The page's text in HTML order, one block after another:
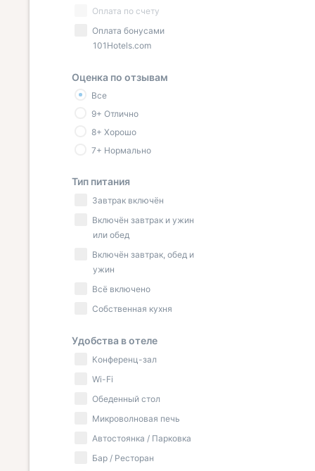
Оплата по счету
Оплата бонусами
101Hotels.com
Оценка по отзывам
Все
9+ Отлично
8+ Хорошо
7+ Нормально
Тип питания
Завтрак включён
Включён завтрак и ужин
или обед
Включён завтрак, обед и
ужин
Всё включено
Собственная кухня
Удобства в отеле
Конференц-зал
Wi-Fi
Обеденный стол
Микроволновая печь
Автостоянка / Парковка
Бар / Ресторан